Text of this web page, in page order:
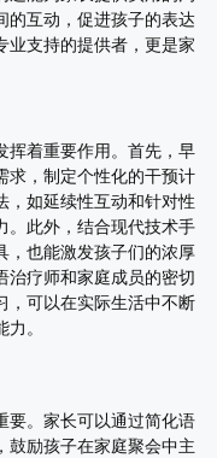
的互动，促进孩子的表达
业支持的提供者，更是家
挥着重要作用。首先，早
求，制定个性化的干预计
，如延续性互动和针对性
。此外，结合现代技术手
，也能激发孩子们的浓厚
治疗师和家庭成员的密切
，可以在实际生活中不断
。
要。家长可以通过简化语
鼓励孩子在家庭聚会中主